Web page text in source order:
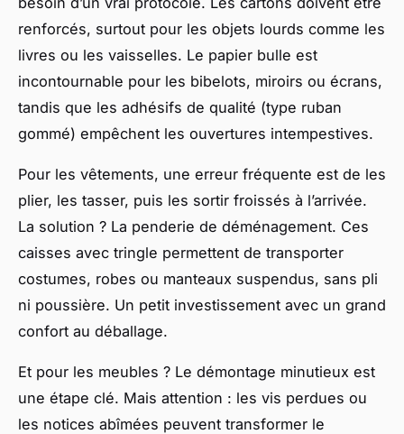
renforcés, surtout pour les objets lourds comme les
livres ou les vaisselles. Le papier bulle est
incontournable pour les bibelots, miroirs ou écrans,
tandis que les adhésifs de qualité (type ruban
gommé) empêchent les ouvertures intempestives.
Pour les vêtements, une erreur fréquente est de les
plier, les tasser, puis les sortir froissés à l’arrivée.
La solution ? La penderie de déménagement. Ces
caisses avec tringle permettent de transporter
costumes, robes ou manteaux suspendus, sans pli
ni poussière. Un petit investissement avec un grand
confort au déballage.
Et pour les meubles ? Le démontage minutieux est
une étape clé. Mais attention : les vis perdues ou
les notices abîmées peuvent transformer le